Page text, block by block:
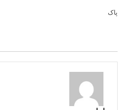
پاک